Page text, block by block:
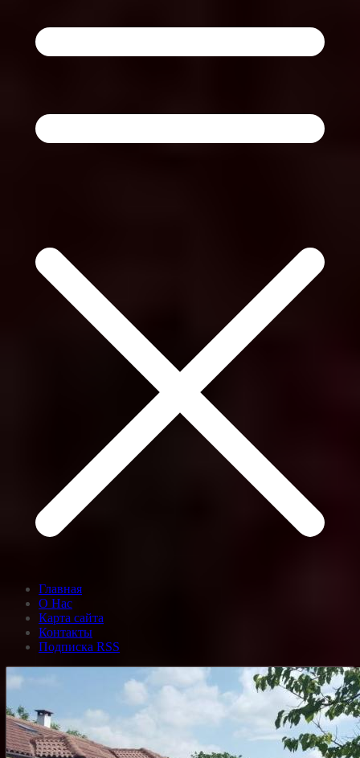
Главная
О Нас
Карта сайта
Контакты
Подписка RSS